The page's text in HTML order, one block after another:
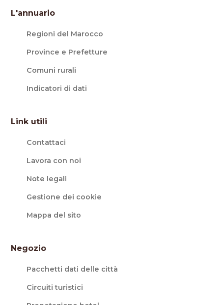
L'annuario
Regioni del Marocco
Province e Prefetture
Comuni rurali
Indicatori di dati
Link utili
Contattaci
Lavora con noi
Note legali
Gestione dei cookie
Mappa del sito
Negozio
Pacchetti dati delle città
Circuiti turistici